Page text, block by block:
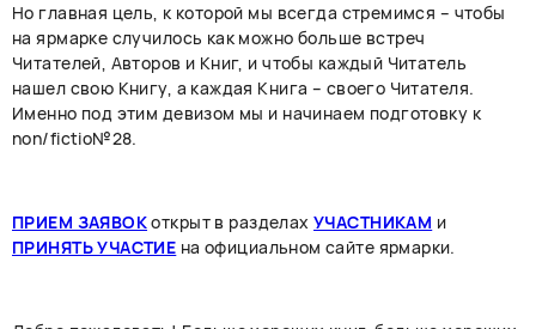
Но главная цель, к которой мы всегда стремимся – чтобы
на ярмарке случилось как можно больше встреч
Читателей, Авторов и Книг, и чтобы каждый Читатель
нашел свою Книгу, а каждая Книга – своего Читателя.
Именно под этим девизом мы и начинаем подготовку к
non/fictio№28.
ПРИЕМ ЗАЯВОКоткрыт в разделахУЧАСТНИКАМ и
ПРИНЯТЬ УЧАСТИЕ на официальном сайте ярмарки.